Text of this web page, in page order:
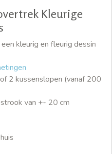
Kleurige
kleurig en fleurig dessin
2 kussenslopen (vanaf 200
van +- 20 cm